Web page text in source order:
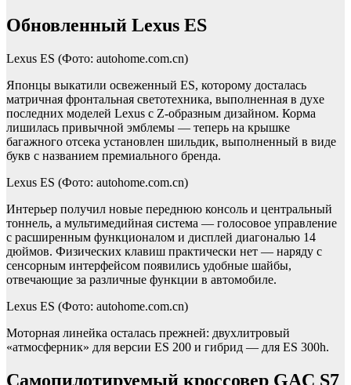
Обновленный Lexus ES
Lexus ES (Фото: autohome.com.cn)
Японцы выкатили освеженный ES, которому досталась
матричная фронтальная светотехника, выполненная в духе
последних моделей Lexus с Z-образным дизайном. Корма
лишилась привычной эмблемы — теперь на крышке
багажного отсека установлен шильдик, выполненный в виде
букв с названием премиального бренда.
Lexus ES (Фото: autohome.com.cn)
Интерьер получил новые переднюю консоль и центральный
тоннель, а мультимедийная система — голосовое управление
с расширенным функционалом и дисплей диагональю 14
дюймов. Физических клавиш практически нет — наряду с
сенсорным интерфейсом появились удобные шайбы,
отвечающие за различные функции в автомобиле.
Lexus ES (Фото: autohome.com.cn)
Моторная линейка осталась прежней: двухлитровый
«атмосферник» для версии ES 200 и гибрид — для ES 300h.
Самопилотируемый кроссовер GAC S7